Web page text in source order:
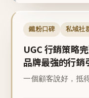
鐵粉口碑 私域社
UGC 行銷策略
品牌最強的行銷
一個顧客說好，抵